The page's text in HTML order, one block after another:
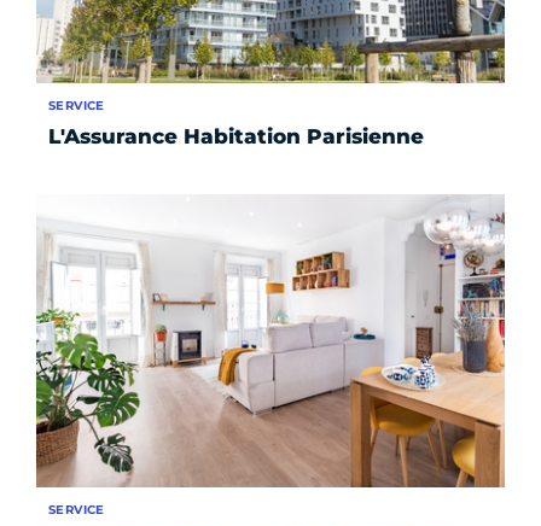
L'Assurance Habitation Parisienne
SERVICE
SERVICE